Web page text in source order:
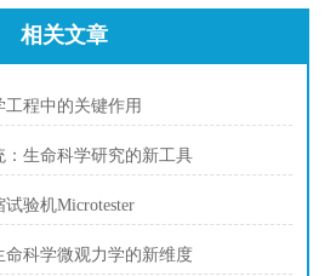
相关文章
程中的关键作用
生命科学研究的新工具
验机Microtester
科学微观力学的新维度